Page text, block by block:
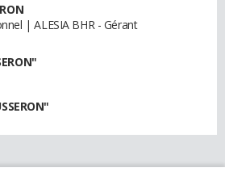
| ALESIA BHR - Gérant